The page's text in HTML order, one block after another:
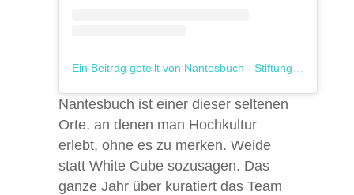
Ein Beitrag geteilt von Nantesbuch - Stiftung Kunst und Natur (@nantesbuch)
Nantesbuch ist einer dieser seltenen
Orte, an denen man Hochkultur
erlebt, ohne es zu merken. Weide
statt White Cube sozusagen. Das
ganze Jahr über kuratiert das Team